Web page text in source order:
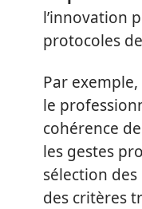
l’innovation
protocoles
Par exemple,
le
cohérence
les gestes
sélection
des critères